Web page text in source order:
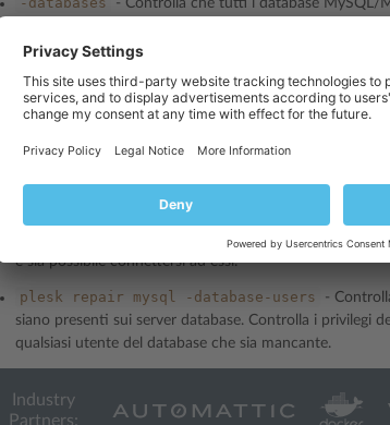
- Controlla che tutti i database MySQL/
-database-users
- Controlla che tutti gli utenti del
database. Controlla i privilegi degli utenti del database
che sia mancante.
Esempi:
- Controlla la disponibilità dei
database e dei database MySQL/MariaDB.
-connection - Controlla che
e sia possibile connettersi ad essi.
plesk repair mysql -database-users
-
siano presenti sui server database. Controlla i privilegi
qualsiasi utente del database che sia mancante.
Industry
Partners: